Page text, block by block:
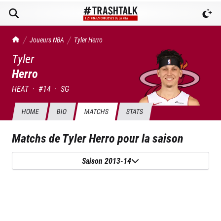
TrashTalk Actu NBA
Joueurs NBA TylerHerro
Tyler
Herro
HEAT · #14 · SG
HOME BIO MATCHS STATS
Matchs deTyler Herropour la saison
Saison 2013-14